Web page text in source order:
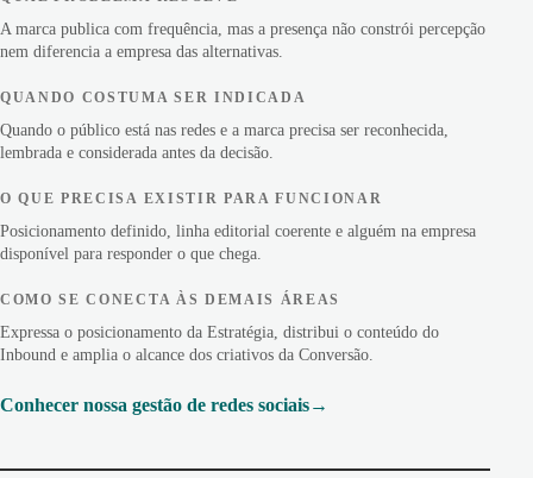
A marca publica com frequência, mas a presença não constrói percepção
nem diferencia a empresa das alternativas.
QUANDO COSTUMA SER INDICADA
Quando o público está nas redes e a marca precisa ser reconhecida,
lembrada e considerada antes da decisão.
O QUE PRECISA EXISTIR PARA FUNCIONAR
Posicionamento definido, linha editorial coerente e alguém na empresa
disponível para responder o que chega.
COMO SE CONECTA ÀS DEMAIS ÁREAS
Expressa o posicionamento da Estratégia, distribui o conteúdo do
Inbound e amplia o alcance dos criativos da Conversão.
Conhecer nossa gestão de redes sociais